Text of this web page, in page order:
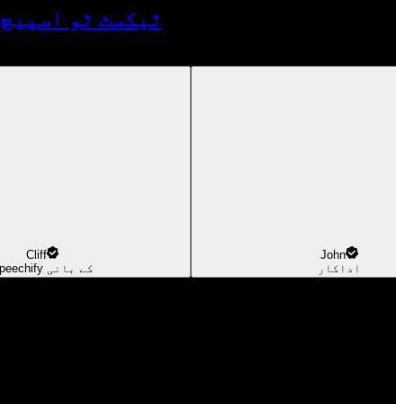
ٹیکسٹ ٹو اسپیچ
Cliff
Speechify کے بانی
John
اداکار